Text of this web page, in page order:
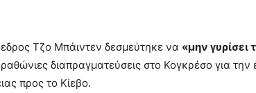
Τζο Μπάιντεν δεσμεύτηκε να «μην γυρίσει
διαπραγματεύσεις στο Κογκρέσο για
προς το Κίεβο.